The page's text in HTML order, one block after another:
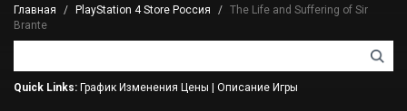
Главная PlayStation 4 Store Россия
The Life and Suffering of Sir
Brante
Quick Links: График Изменения Цены Описание Игры